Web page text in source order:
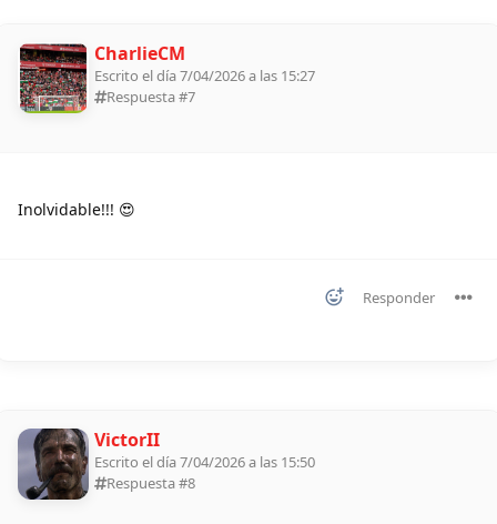
CharlieCM
Escrito el día 7/04/2026 a las 15:27
Respuesta #7
Inolvidable!!! 😍
Responder
VictorII
Escrito el día 7/04/2026 a las 15:50
Respuesta #8